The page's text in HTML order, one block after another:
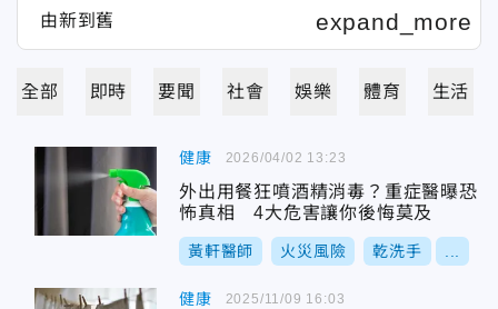
全部 即時 要聞 社會 娛樂 體育 生活
健康
外出用餐狂噴酒精消毒？重症醫曝恐
怖真相 4大危害讓你後悔莫及
黃軒醫師 火災風險 乾洗手
2026/04/02 13:23
健康 2025/11/09 16:03